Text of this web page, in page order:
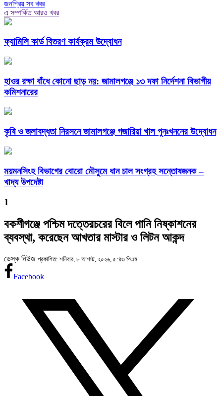
জনপ্রিয় সব খবর
এ সম্পর্কিত আরও খবর
ফ্যামিলি কার্ড বিতরণ কার্যক্রম উদ্বোধন
হাওর রক্ষা বাঁধে কোনো ছাড় নয়: জামালগঞ্জে ১৩ দফা নির্দেশনা বিভাগীয়
কমিশনারের
কৃষি ও জলাবদ্ধতা নিরসনে জামালগঞ্জে গজারিয়া খাল পুনঃখননের উদ্বোধন
ময়মনসিংহ বিভাগের বোরো মৌসুমে ধান চাল সংগ্রহ সন্তোষজনক –
খাদ্য উপদেষ্টা
1
বকশীগঞ্জে পশ্চিম দত্তেরচরের বিলে পানি নিষ্কাশনের
ব্যবস্থা, করেছেন আখতার মাস্টার ও লিটন আকন্দ
ডেস্ক নিউজ প্রকাশিত: শনিবার, ৮ আগস্ট, ২০২৬, ৫:৪৩ পিএম
Facebook